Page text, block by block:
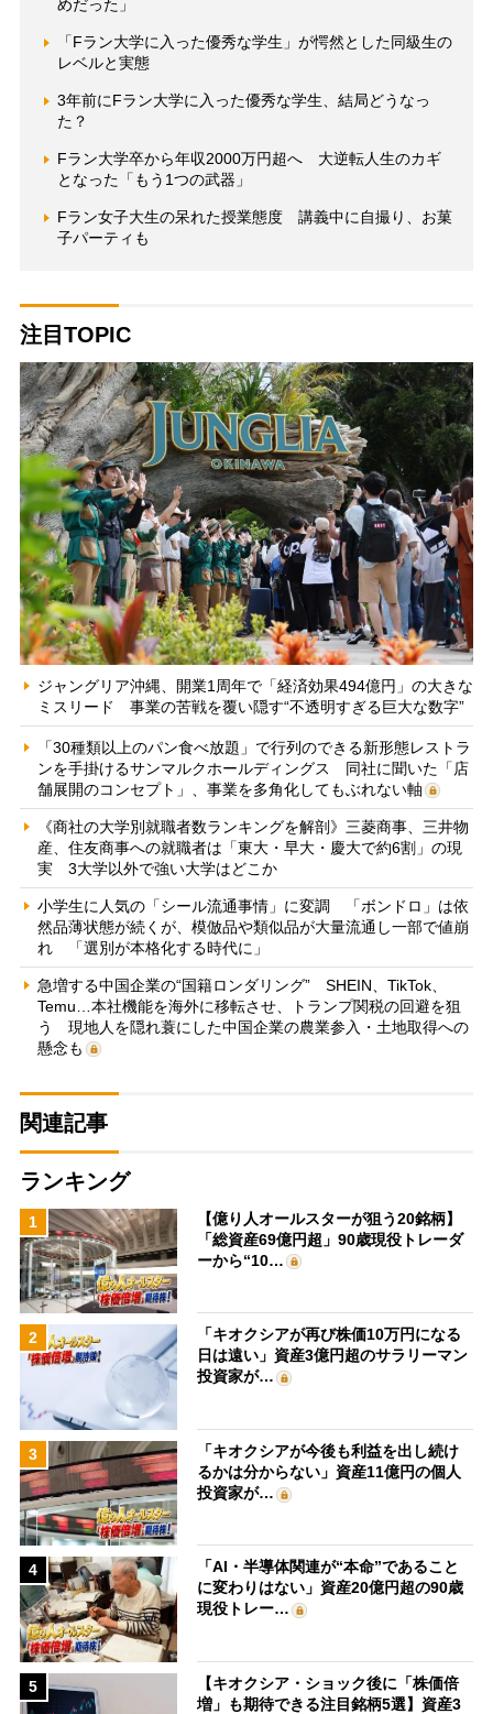
めだった」
「Fラン大学に入った優秀な学生」が愕然とした同級生の
レベルと実態
3年前にFラン大学に入った優秀な学生、結局どうなっ
た？
Fラン大学卒から年収2000万円超へ 大逆転人生のカギ
となった「もう1つの武器」
Fラン女子大生の呆れた授業態度 講義中に自撮り、お菓
子パーティも
注目TOPIC
ジャングリア沖縄、開業1周年で「経済効果494億円」の大きな
ミスリード 事業の苦戦を覆い隠す“不透明すぎる巨大な数字”
「30種類以上のパン食べ放題」で行列のできる新形態レストラ
ンを手掛けるサンマルクホールディングス 同社に聞いた「店
舗展開のコンセプト」、事業を多角化してもぶれない軸
《商社の大学別就職者数ランキングを解剖》三菱商事、三井物
産、住友商事への就職者は「東大・早大・慶大で約6割」の現
実 3大学以外で強い大学はどこか
小学生に人気の「シール流通事情」に変調 「ボンドロ」は依
然品薄状態が続くが、模倣品や類似品が大量流通し一部で値崩
れ 「選別が本格化する時代に」
急増する中国企業の“国籍ロンダリング” SHEIN、TikTok、
Temu…本社機能を海外に移転させ、トランプ関税の回避を狙
う 現地人を隠れ蓑にした中国企業の農業参入・土地取得への
懸念も
関連記事
ランキング
1
【億り人オールスターが狙う20銘柄】
「総資産69億円超」90歳現役トレーダ
ーから“10…
2
「キオクシアが再び株価10万円になる
日は遠い」資産3億円超のサラリーマン
投資家が…
3
「キオクシアが今後も利益を出し続け
るかは分からない」資産11億円の個人
投資家が…
4
「AI・半導体関連が“本命”であること
に変わりはない」資産20億円超の90歳
現役トレー…
5
【キオクシア・ショック後に「株価倍
増」も期待できる注目銘柄5選】資産3